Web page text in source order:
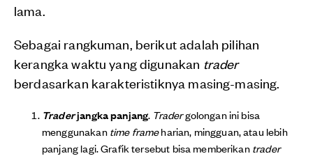
lama.
Sebagai rangkuman, berikut adalah pilihan
kerangka waktu yang digunakan trader
berdasarkan karakteristiknya masing-masing.
Traderjangka panjang. Tradergolongan ini bisa
menggunakantime frameharian, mingguan, atau lebih
panjang lagi. Grafik tersebut bisa memberikantrader